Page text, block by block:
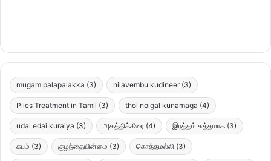
mugam palapalakka (3) nilavembu kudineer (3)
Piles Treatment in Tamil (3) thol noigal kunamaga (4)
udal edai kuraiya (3) அகத்திக்கீரை (4) இரத்தம் சுத்தமாக (3)
கபம் (3) குழந்தையின்மை (3) கொத்தமல்லி (3)